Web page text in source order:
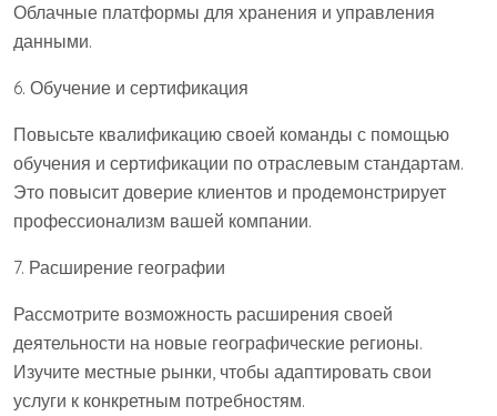
Облачные платформы для хранения и управления
данными.
6. Обучение и сертификация
Повысьте квалификацию своей команды с помощью
обучения и сертификации по отраслевым стандартам.
Это повысит доверие клиентов и продемонстрирует
профессионализм вашей компании.
7. Расширение географии
Рассмотрите возможность расширения своей
деятельности на новые географические регионы.
Изучите местные рынки, чтобы адаптировать свои
услуги к конкретным потребностям.